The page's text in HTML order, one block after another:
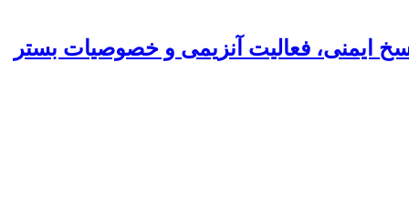
ایمنی، فعالیت آنزیمی و خصوصیات بستر